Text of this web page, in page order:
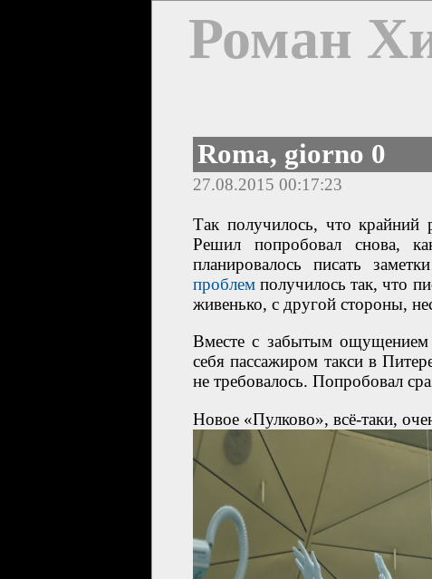
Роман
Roma, giorno 0
27.08.2015 00:17:23
Так получилось, что
Решил попробовал снова,
планировалось писать
проблем получилось так, что
живенько, с другой стороны,
Вместе с забытым ощущением
себя пассажиром такси в
не требовалось. Попробовал
Новое «Пулково», всё-таки,